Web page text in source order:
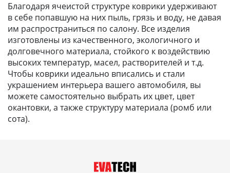
Благодаря ячеистой структуре коврики удерживают
в себе попавшую на них пыль, грязь и воду, не давая
им распространиться по салону. Все изделия
изготовлены из качественного, экологичного и
долговечного материала, стойкого к воздействию
высоких температур, масел, растворителей и т.д.
Чтобы коврики идеально вписались и стали
украшением интерьера вашего автомобиля, вы
можете самостоятельно выбрать их цвет, цвет
окантовки, а также структуру материала (ромб или
сота).